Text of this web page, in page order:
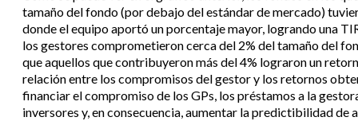
tamaño del fondo (por debajo del estándar de mercado)
donde el equipo aportó un porcentaje mayor, logrando una
los gestores comprometieron cerca del 2% del tamaño del
que aquellos que contribuyeron más del 4% lograron un
relación entre los compromisos del gestor y los retornos
financiar el compromiso de los GPs, los préstamos a la
inversores y, en consecuencia, aumentar la predictibilidad de